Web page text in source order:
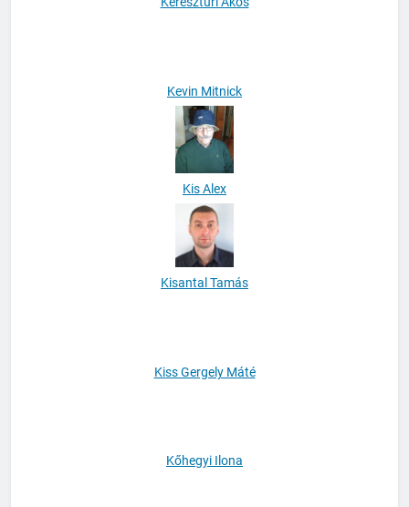
Kevin Mitnick
Kis Alex
Kisantal Tamás
Kiss Gergely Máté
Kőhegyi Ilona